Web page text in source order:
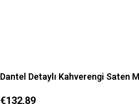
Dantel Detaylı Kahverengi Saten
€132,89